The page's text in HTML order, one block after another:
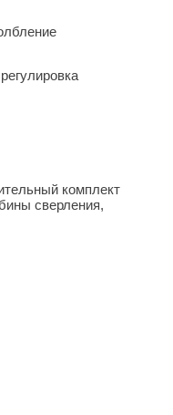
комплект
сверления,